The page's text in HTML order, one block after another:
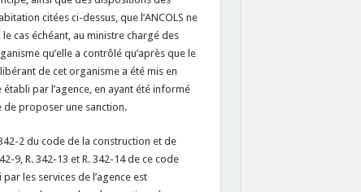
citées ci-dessus, que l’ANCOLS ne
cas échéant, au ministre chargé des
qu’elle a contrôlé qu’après que le
de cet organisme a été mis en
par l’agence, en ayant été informé
de proposer une sanction.
2 du code de la construction et de
9, R. 342-13 et R. 342-14 de ce code
les services de l’agence est